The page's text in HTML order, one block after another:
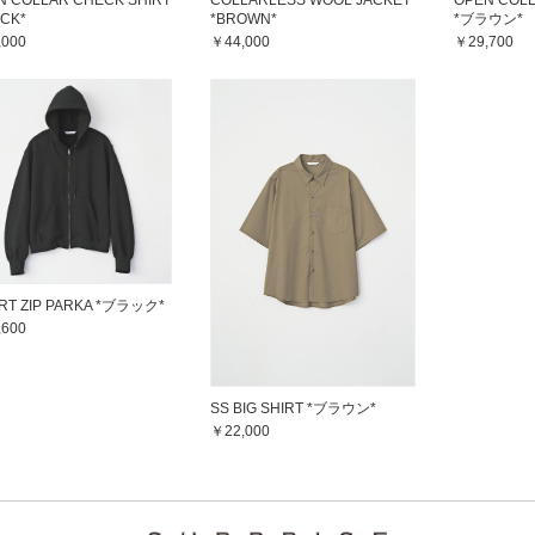
*BROWN*
￥44,000
*ブラウン*
￥29,700
ZIP PARKA *ブラック*
SS BIG SHIRT *ブラウン*
￥22,000